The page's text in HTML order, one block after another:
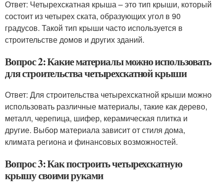
Ответ: Четырехскатная крыша – это тип крыши, который
состоит из четырех ската, образующих угол в 90
градусов. Такой тип крыши часто используется в
строительстве домов и других зданий.
Вопрос 2: Какие материалы можно использовать
для строительства четырехскатной крыши
Ответ: Для строительства четырехскатной крыши можно
использовать различные материалы, такие как дерево,
металл, черепица, шифер, керамическая плитка и
другие. Выбор материала зависит от стиля дома,
климата региона и финансовых возможностей.
Вопрос 3: Как построить четырехскатную
крышу своими руками